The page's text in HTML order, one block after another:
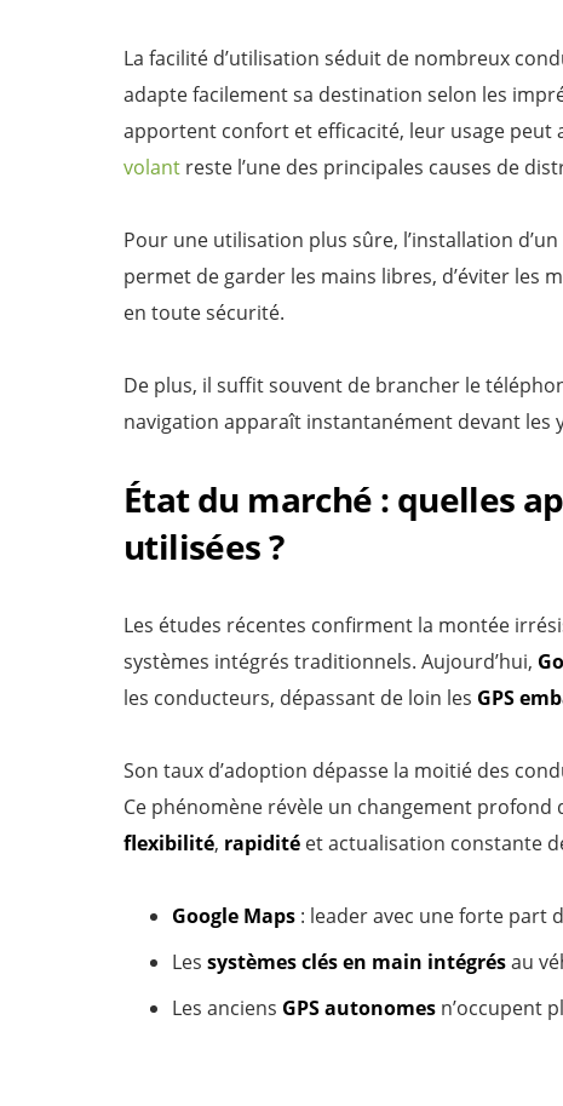
La facilité d’utilisation séduit de nombreux
adapte facilement sa destination selon les
apportent confort et efficacité, leur usage peut
volant reste l’une des principales causes de
Pour une utilisation plus sûre, l’installation d’un
permet de garder les mains libres, d’éviter les
en toute sécurité.
De plus, il suffit souvent de brancher le
navigation apparaît instantanément devant les
État du marché : quelles
utilisées ?
Les études récentes confirment la montée
systèmes intégrés traditionnels. Aujourd’hui,
les conducteurs, dépassant de loin les GPS
Son taux d’adoption dépasse la moitié des
Ce phénomène révèle un changement
flexibilité, rapidité et actualisation constante
Google Maps : leader avec une forte part
Les systèmes clés en main intégrésau
Les anciens GPS autonomes n’occupent